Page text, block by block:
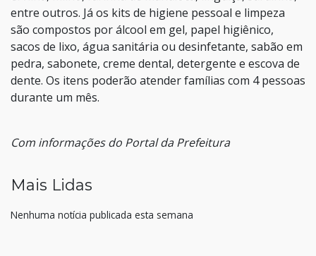
entre outros. Já os kits de higiene pessoal e limpeza
são compostos por álcool em gel, papel higiênico,
sacos de lixo, água sanitária ou desinfetante, sabão em
pedra, sabonete, creme dental, detergente e escova de
dente. Os itens poderão atender famílias com 4 pessoas
durante um mês.
Com informações do Portal da Prefeitura
Mais Lidas
Nenhuma notícia publicada esta semana